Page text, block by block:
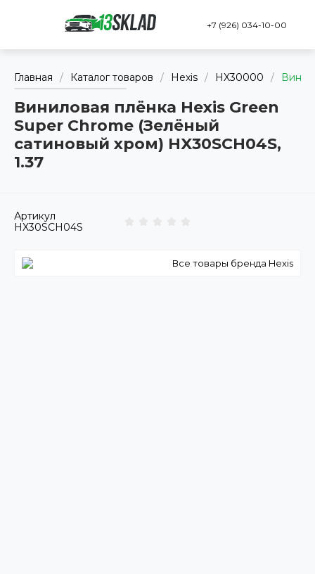
+7 (926) 034-10-00
Главная / Каталог товаров / Hexis / HX30000 /
Виниловая плёнка Hexis Green
Super Chrome (Зелёный
сатиновый хром) HX30SCH04S,
1.37
Артикул
HX30SCH04S
Все товары бренда Hexis